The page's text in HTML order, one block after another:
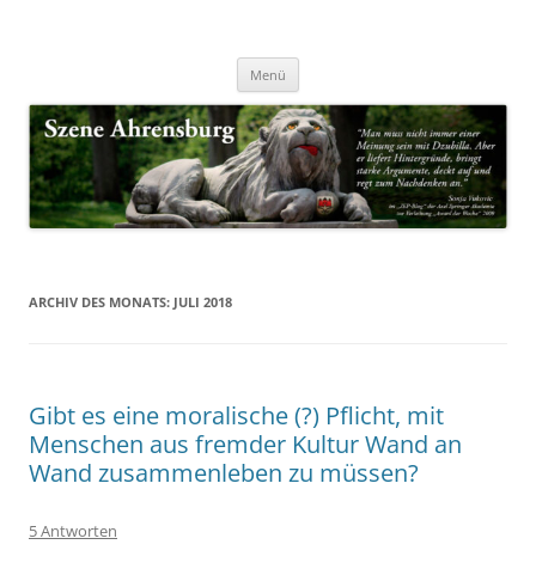
Szene Ahrensburg
Menü
ARCHIV DES MONATS: JULI 2018
Gibt es eine moralische (?) Pflicht, mit
Menschen aus fremder Kultur Wand an
Wand zusammenleben zu müssen?
5 Antworten